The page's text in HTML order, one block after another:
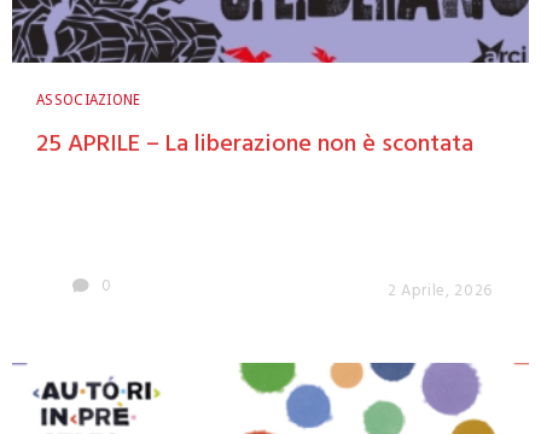
ASSOCIAZIONE
25 APRILE – La liberazione non è scontata
0 2 Aprile, 2026